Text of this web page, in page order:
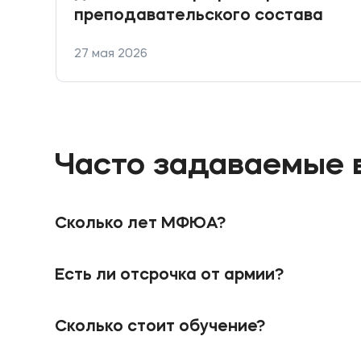
преподавательского состава
27 мая 2026
Часто задаваемые
Сколько лет МФЮА?
юридическая академия. В 2010 году приказом
В 2000 году при поддержке Волгоградской
Волгоградский филиал Московской
Есть ли отсрочка от армии?
государственную аккредитацию. МФЮА
Сколько стоит обучение?